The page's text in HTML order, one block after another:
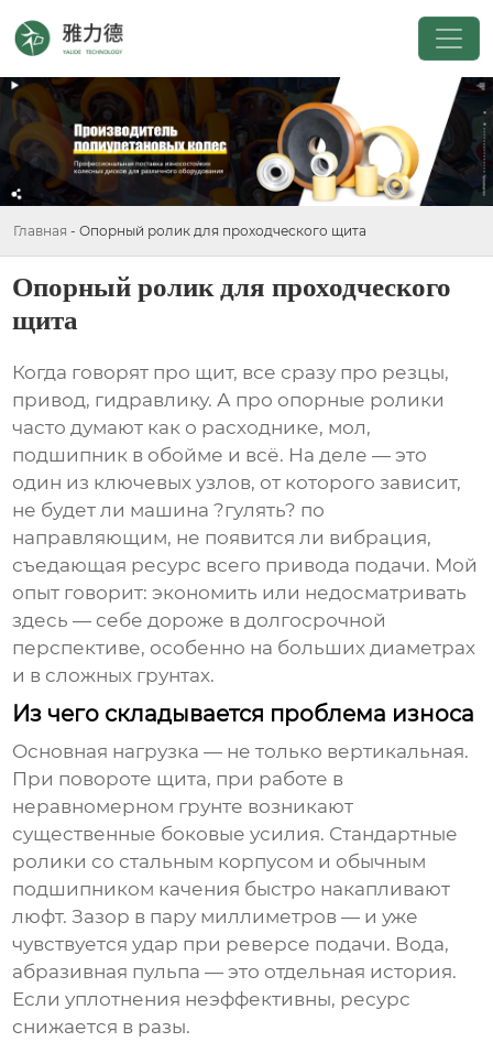
Главная - Опорный ролик для проходческого щита
Опорный ролик для проходческого
щита
Когда говорят про щит, все сразу про резцы,
привод, гидравлику. А про опорные ролики
часто думают как о расходнике, мол,
подшипник в обойме и всё. На деле — это
один из ключевых узлов, от которого зависит,
не будет ли машина ?гулять? по
направляющим, не появится ли вибрация,
съедающая ресурс всего привода подачи. Мой
опыт говорит: экономить или недосматривать
здесь — себе дороже в долгосрочной
перспективе, особенно на больших диаметрах
и в сложных грунтах.
Из чего складывается проблема износа
Основная нагрузка — не только вертикальная.
При повороте щита, при работе в
неравномерном грунте возникают
существенные боковые усилия. Стандартные
ролики со стальным корпусом и обычным
подшипником качения быстро накапливают
люфт. Зазор в пару миллиметров — и уже
чувствуется удар при реверсе подачи. Вода,
абразивная пульпа — это отдельная история.
Если уплотнения неэффективны, ресурс
снижается в разы.